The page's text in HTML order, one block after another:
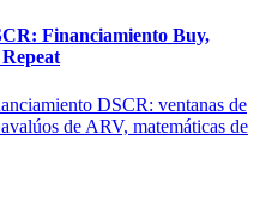
Financiamiento Buy,
DSCR: ventanas de
de ARV, matemáticas de